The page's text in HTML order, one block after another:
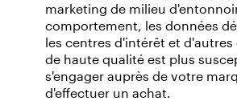
marketing de milieu
comportement, les données
les centres d'intérêt et d'autres
de haute qualité est plus
s'engager auprès de votre
d'effectuer un achat.